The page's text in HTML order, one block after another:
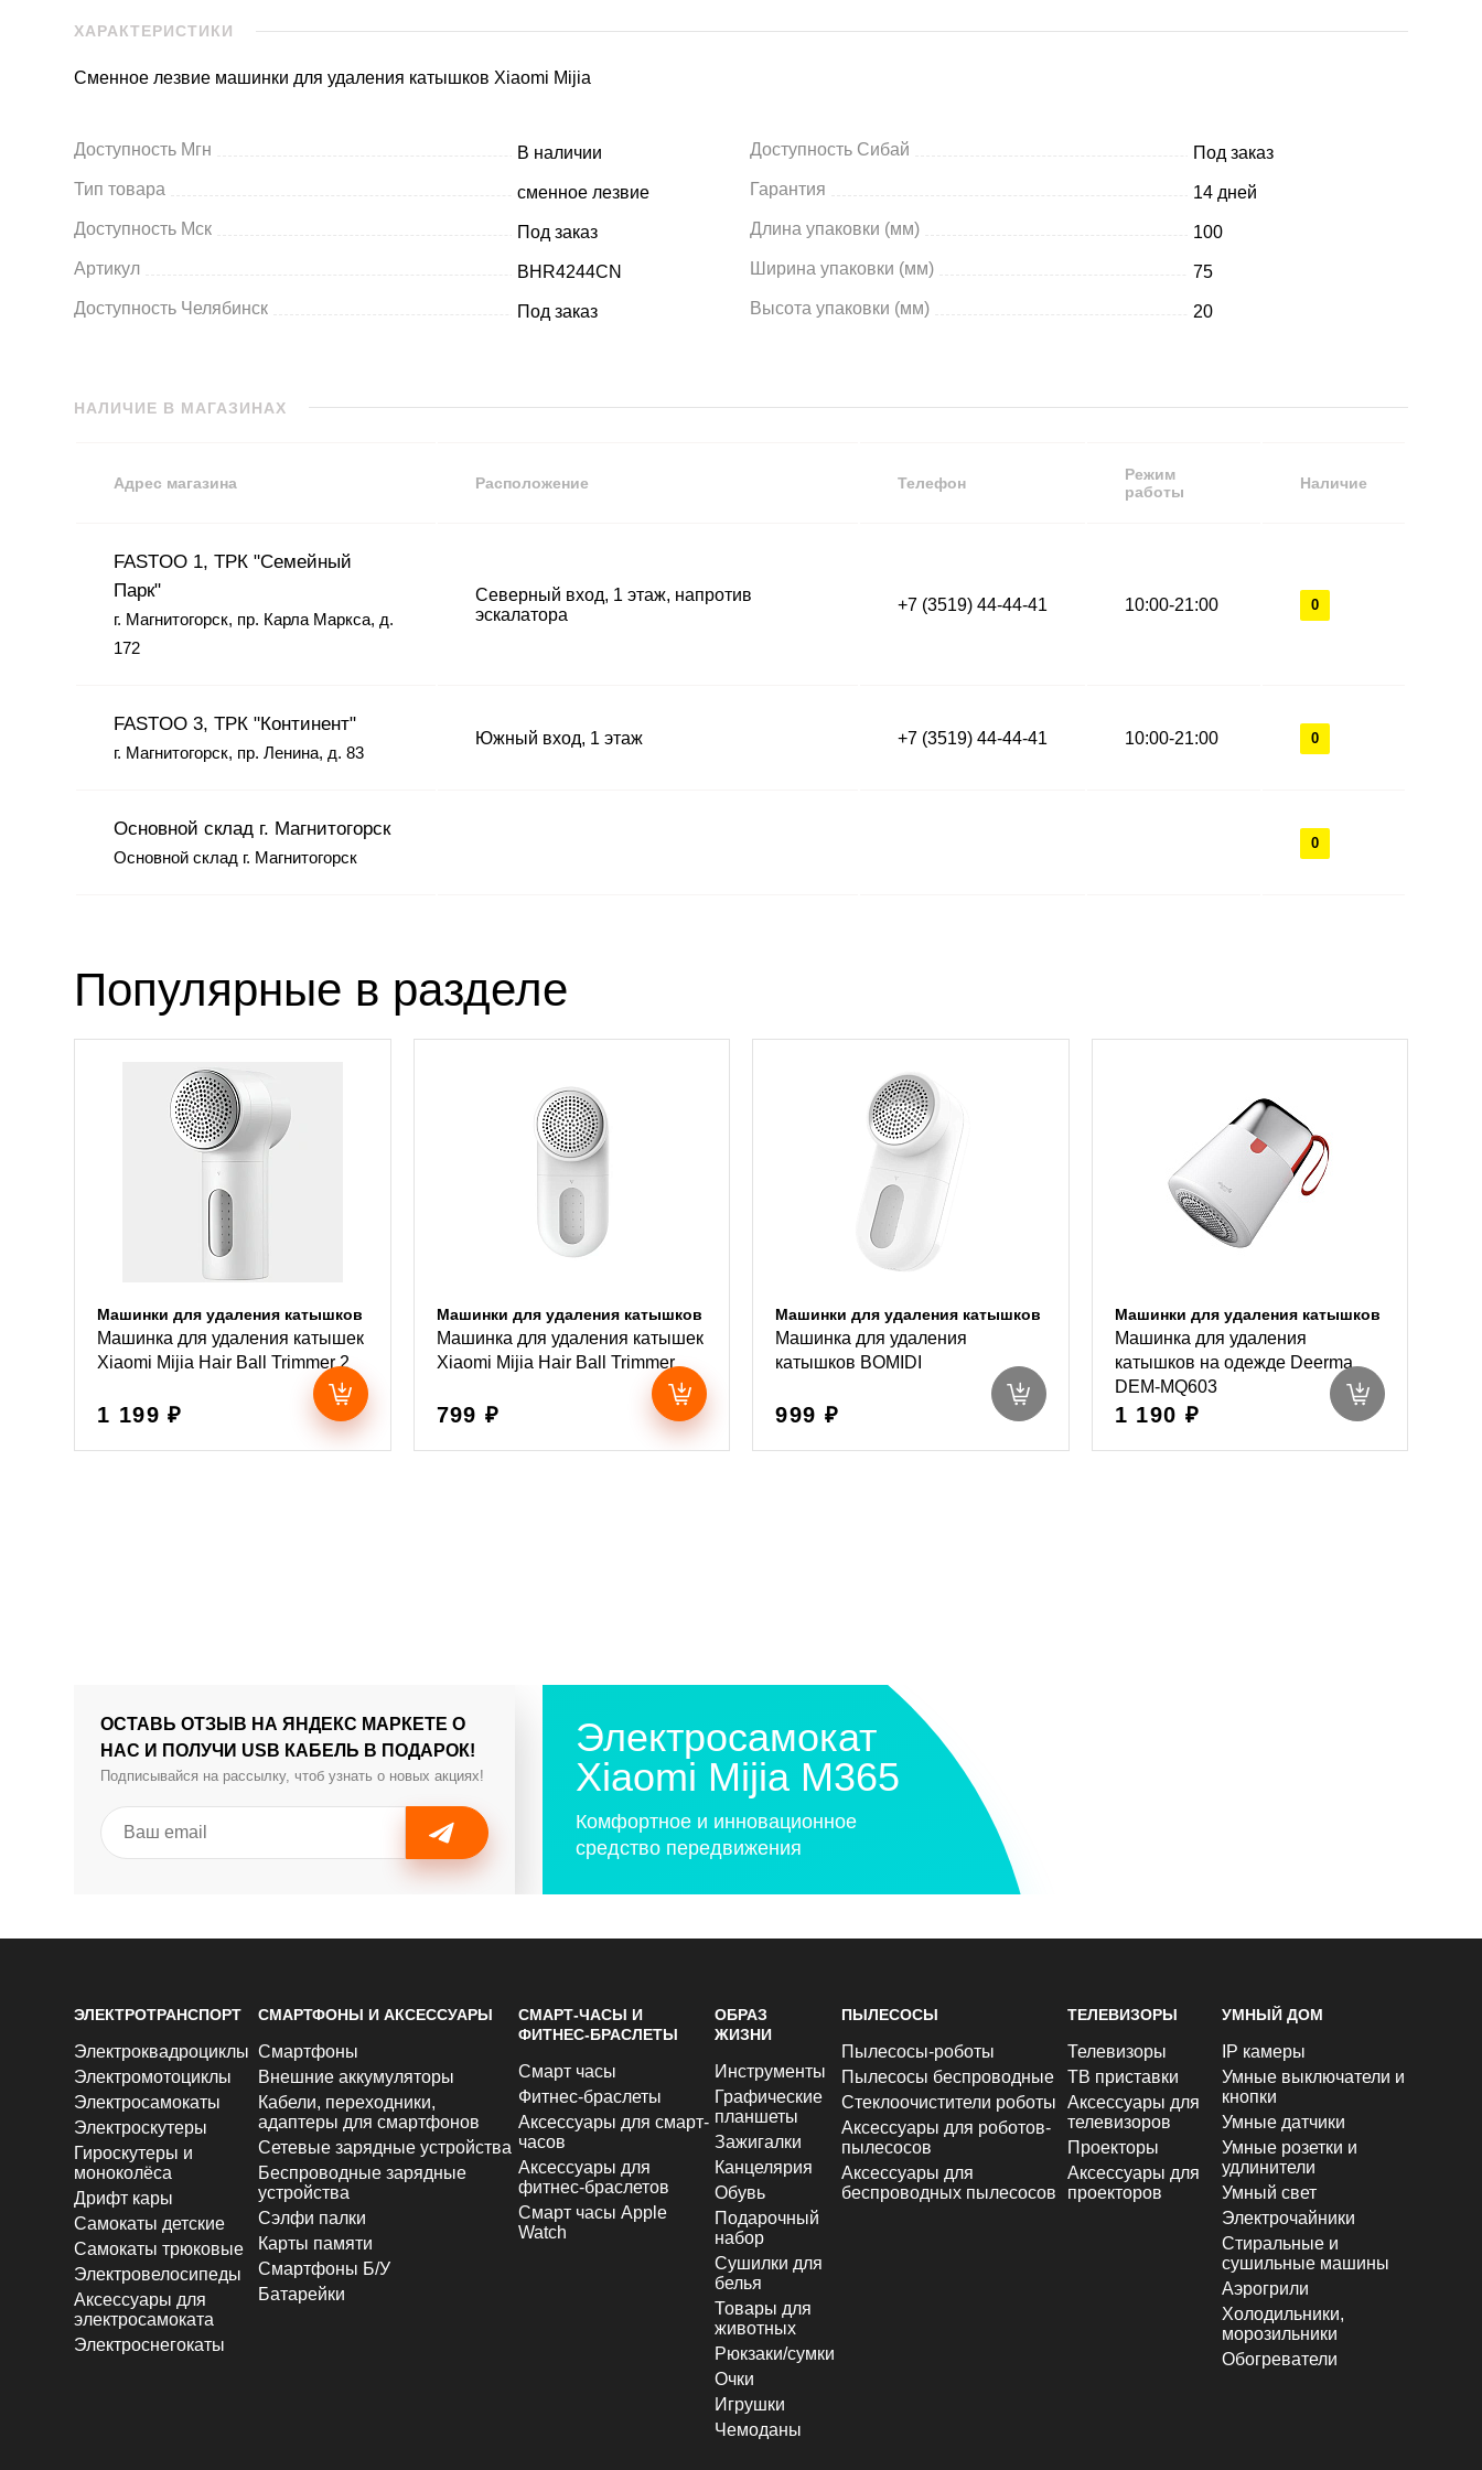
ХАРАКТЕРИСТИКИ
Сменное лезвие машинки для удаления катышков Xiaomi Mijia
Доступность Мгн
В наличии
Тип товара
сменное лезвие
Доступность Мск
Под заказ
Артикул
BHR4244CN
Доступность Челябинск
Под заказ
Доступность Сибай
Под заказ
Гарантия
14 дней
Длина упаковки (мм)
100
Ширина упаковки (мм)
75
Высота упаковки (мм)
20
НАЛИЧИЕ В МАГАЗИНАХ
Адрес магазина Расположение Телефон
Режим
работы
Наличие
FASTOO 1, ТРК "Семейный
Парк"
г. Магнитогорск, пр. Карла Маркса, д.
172
Северный вход, 1 этаж, напротив
эскалатора
+7 (3519) 44-44-41 10:00-21:00 0
FASTOO 3, ТРК "Континент"
г. Магнитогорск, пр. Ленина, д. 83
Южный вход, 1 этаж +7 (3519) 44-44-41 10:00-21:00 0
Основной склад г. Магнитогорск
Основной склад г. Магнитогорск
0
Популярные в разделе
Машинки для удаления катышков
Машинка для удаления катышек
Xiaomi Mijia Hair Ball Trimmer 2
1 199 ₽
Машинки для удаления катышков
Машинка для удаления катышек
Xiaomi Mijia Hair Ball Trimmer
799 ₽
Машинки для удаления катышков
Машинка для удаления
катышков BOMIDI
999 ₽
Машинки для удаления катышков
Машинка для удаления
катышков на одежде Deerma
DEM-MQ603
1 190 ₽
ОСТАВЬ ОТЗЫВ НА ЯНДЕКС МАРКЕТЕ О
НАС И ПОЛУЧИ USB КАБЕЛЬ В ПОДАРОК!
Подписывайся на рассылку, чтоб узнать о новых акциях!
Электросамокат
Xiaomi Mijia M365
Комфортное и инновационное
средство передвижения
ЭЛЕКТРОТРАНСПОРТ
Электроквадроциклы
Электромотоциклы
Электросамокаты
Электроскутеры
Гироскутеры и
моноколёса
Дрифт кары
Самокаты детские
Самокаты трюковые
Электровелосипеды
Аксессуары для
электросамоката
Электроснегокаты
СМАРТФОНЫ И АКСЕССУАРЫ
Смартфоны
Внешние аккумуляторы
Кабели, переходники,
адаптеры для смартфонов
Сетевые зарядные устройства
Беспроводные зарядные
устройства
Сэлфи палки
Карты памяти
Смартфоны Б/У
Батарейки
СМАРТ-ЧАСЫ И
ФИТНЕС-БРАСЛЕТЫ
Смарт часы
Фитнес-браслеты
Аксессуары для смарт-
часов
Аксессуары для
фитнес-браслетов
Смарт часы Apple
Watch
ОБРАЗ
ЖИЗНИ
Инструменты
Графические
планшеты
Зажигалки
Канцелярия
Обувь
Подарочный
набор
Сушилки для
белья
Товары для
животных
Рюкзаки/сумки
Очки
Игрушки
Чемоданы
ПЫЛЕСОСЫ
Пылесосы-роботы
Пылесосы беспроводные
Стеклоочистители роботы
Аксессуары для роботов-
пылесосов
Аксессуары для
беспроводных пылесосов
ТЕЛЕВИЗОРЫ
Телевизоры
ТВ приставки
Аксессуары для
телевизоров
Проекторы
Аксессуары для
проекторов
УМНЫЙ ДОМ
IP камеры
Умные выключатели и
кнопки
Умные датчики
Умные розетки и
удлинители
Умный свет
Электрочайники
Стиральные и
сушильные машины
Аэрогрили
Холодильники,
морозильники
Обогреватели